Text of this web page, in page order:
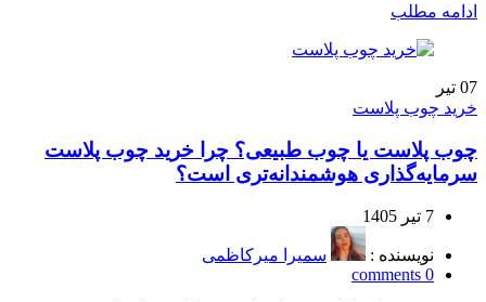
ادامه مطلب
07 تیر
خرید چوب پلاست
چوب پلاست یا چوب طبیعی؟ چرا خرید چوب پلاست
سرمایه‌گذاری هوشمندانه‌تری است؟
7 تیر 1405
نویسنده :
سمیرا میرکاظمی
0
comments